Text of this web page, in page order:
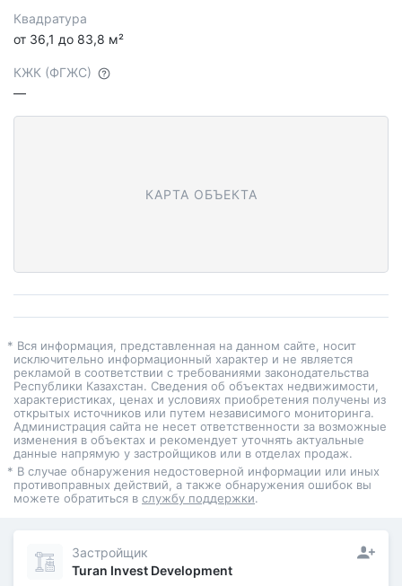
Квадратура
от 36,1 до 83,8 м²
КЖК (ФГЖС)
—
КАРТА ОБЪЕКТА
* Вся информация, представленная на данном сайте, носит
исключительно информационный характер и не является
рекламой в соответствии с требованиями законодательства
Республики Казахстан. Сведения об объектах недвижимости,
характеристиках, ценах и условиях приобретения получены из
открытых источников или путем независимого мониторинга.
Администрация сайта не несет ответственности за возможные
изменения в объектах и рекомендует уточнять актуальные
данные напрямую у застройщиков или в отделах продаж.
* В случае обнаружения недостоверной информации или иных
противоправных действий, а также обнаружения ошибок вы
можете обратиться в службу поддержки.
Застройщик
Turan Invest Development